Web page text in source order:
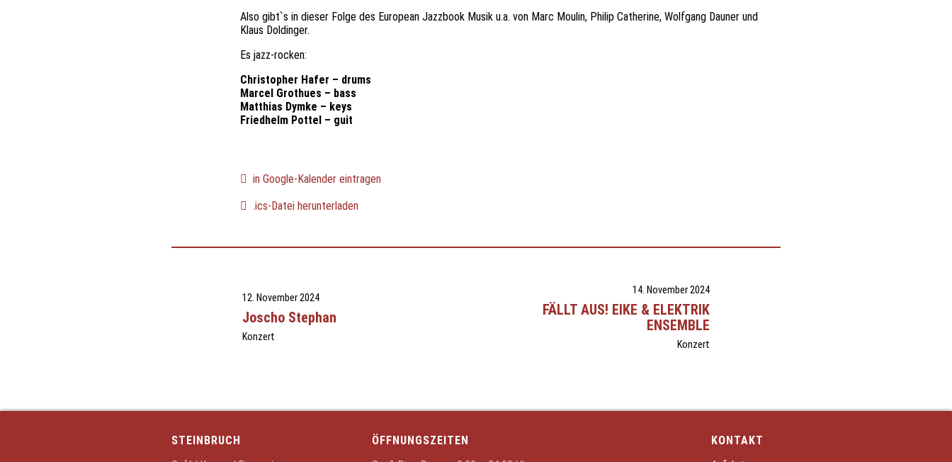
Also gibt`s in dieser Folge des European Jazzbook Musik u.a. von Marc Moulin, Philip Catherine, Wolfgang Dauner und
Klaus Doldinger.
Es jazz-rocken:
Christopher Hafer – drums
Marcel Grothues – bass
Matthias Dymke – keys
Friedhelm Pottel – guit
in Google-Kalender eintragen
.ics-Datei herunterladen
12. November 2024
Joscho Stephan
Konzert
14. November 2024
FÄLLT AUS! EIKE & ELEKTRIK
ENSEMBLE
Konzert
STEINBRUCH
ÖFFNUNGSZEITEN
KONTAKT